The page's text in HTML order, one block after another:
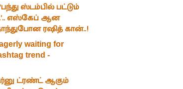
ஸ்டம்பில் பட்டும்
எஸ்கேப் ஆன
ரஷித் கான்..!
waiting for
trend -
ட்ரண்ட் ஆகும்